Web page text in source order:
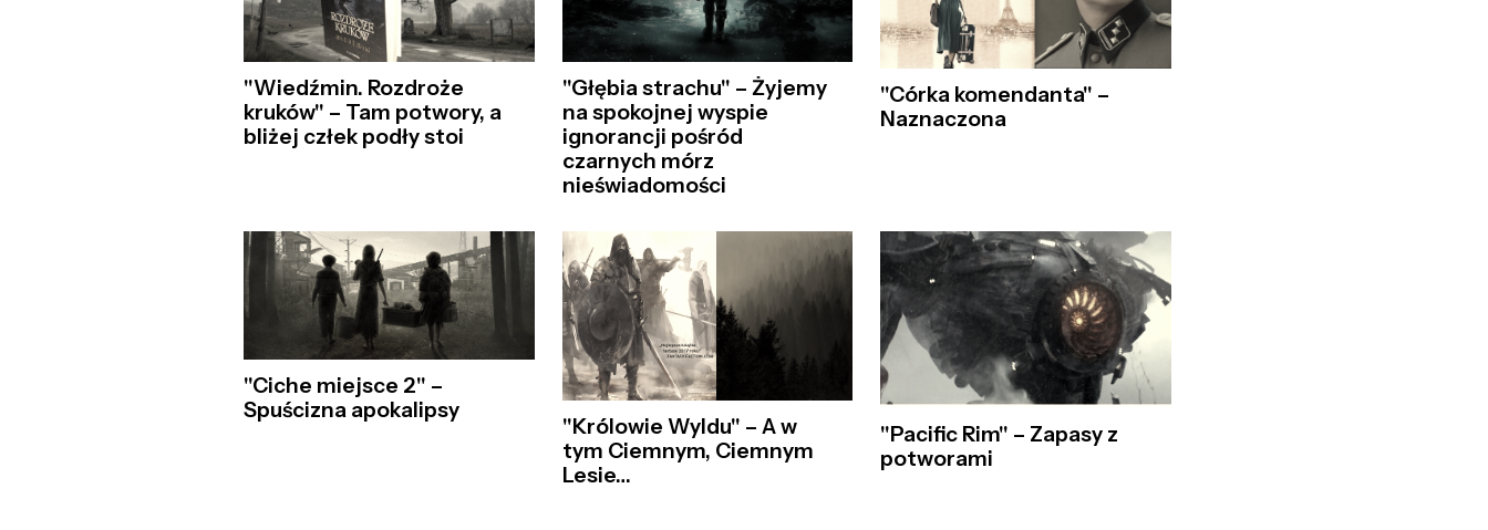
"Wiedźmin. Rozdroże
kruków" – Tam potwory, a
bliżej człek podły stoi
"Głębia strachu" – Żyjemy
na spokojnej wyspie
ignorancji pośród
czarnych mórz
nieświadomości
"Córka komendanta" –
Naznaczona
"Ciche miejsce 2" –
Spuścizna apokalipsy
"Królowie Wyldu" – A w
tym Ciemnym, Ciemnym
Lesie…
"Pacific Rim" – Zapasy z
potworami